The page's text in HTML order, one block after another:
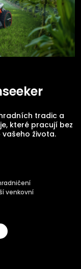
tradic a
které pracují bez
života.
venkovní